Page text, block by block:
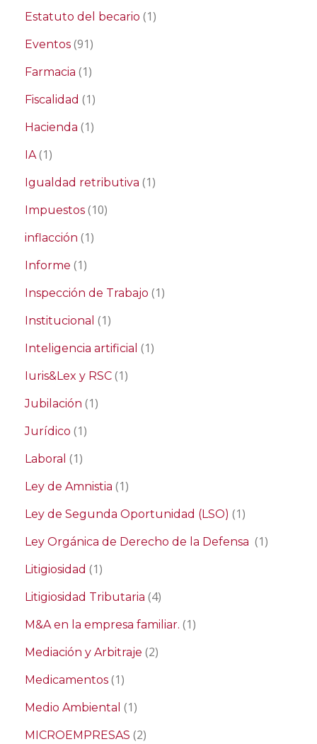
Estatuto del becario (1)
Eventos (91)
Farmacia (1)
Fiscalidad (1)
Hacienda (1)
IA(1)
Igualdad retributiva (1)
Impuestos (10)
inflacción (1)
Informe (1)
Inspección de Trabajo (1)
Institucional (1)
Inteligencia artificial (1)
Iuris&Lex y RSC (1)
Jubilación (1)
Jurídico (1)
Laboral (1)
Ley de Amnistia (1)
Ley de Segunda Oportunidad (LSO) (1)
Ley Orgánica de Derecho de la Defensa (1)
Litigiosidad (1)
Litigiosidad Tributaria (4)
M&A en la empresa familiar. (1)
Mediación y Arbitraje (2)
Medicamentos (1)
Medio Ambiental (1)
MICROEMPRESAS (2)